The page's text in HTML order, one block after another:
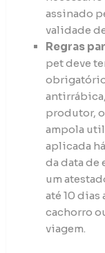
assinado
validade
Regras
pet deve
produtor,
ampola
aplicada
da data de
um
até 10 dias
cachorro
viagem.